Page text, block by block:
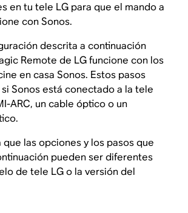
en tu tele LG para que el mando a
con Sonos.
descrita a continuación
Remote de LG funcione con los
en casa Sonos. Estos pasos
Sonos está conectado a la tele
ARC, un cable óptico o un
que las opciones y los pasos que
pueden ser diferentes
de tele LG o la versión del